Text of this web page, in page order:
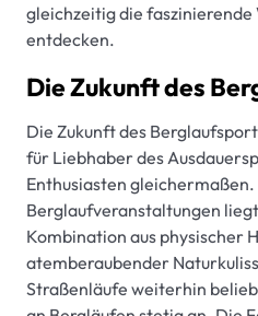
gleichzeitig die faszinierende
entdecken.
Die Zukunft des
Die Zukunft des
für Liebhaber des
Enthusiasten gleichermaßen.
Berglaufveranstaltungen
Kombination aus physischer
atemberaubender
Straßenläufe weiterhin